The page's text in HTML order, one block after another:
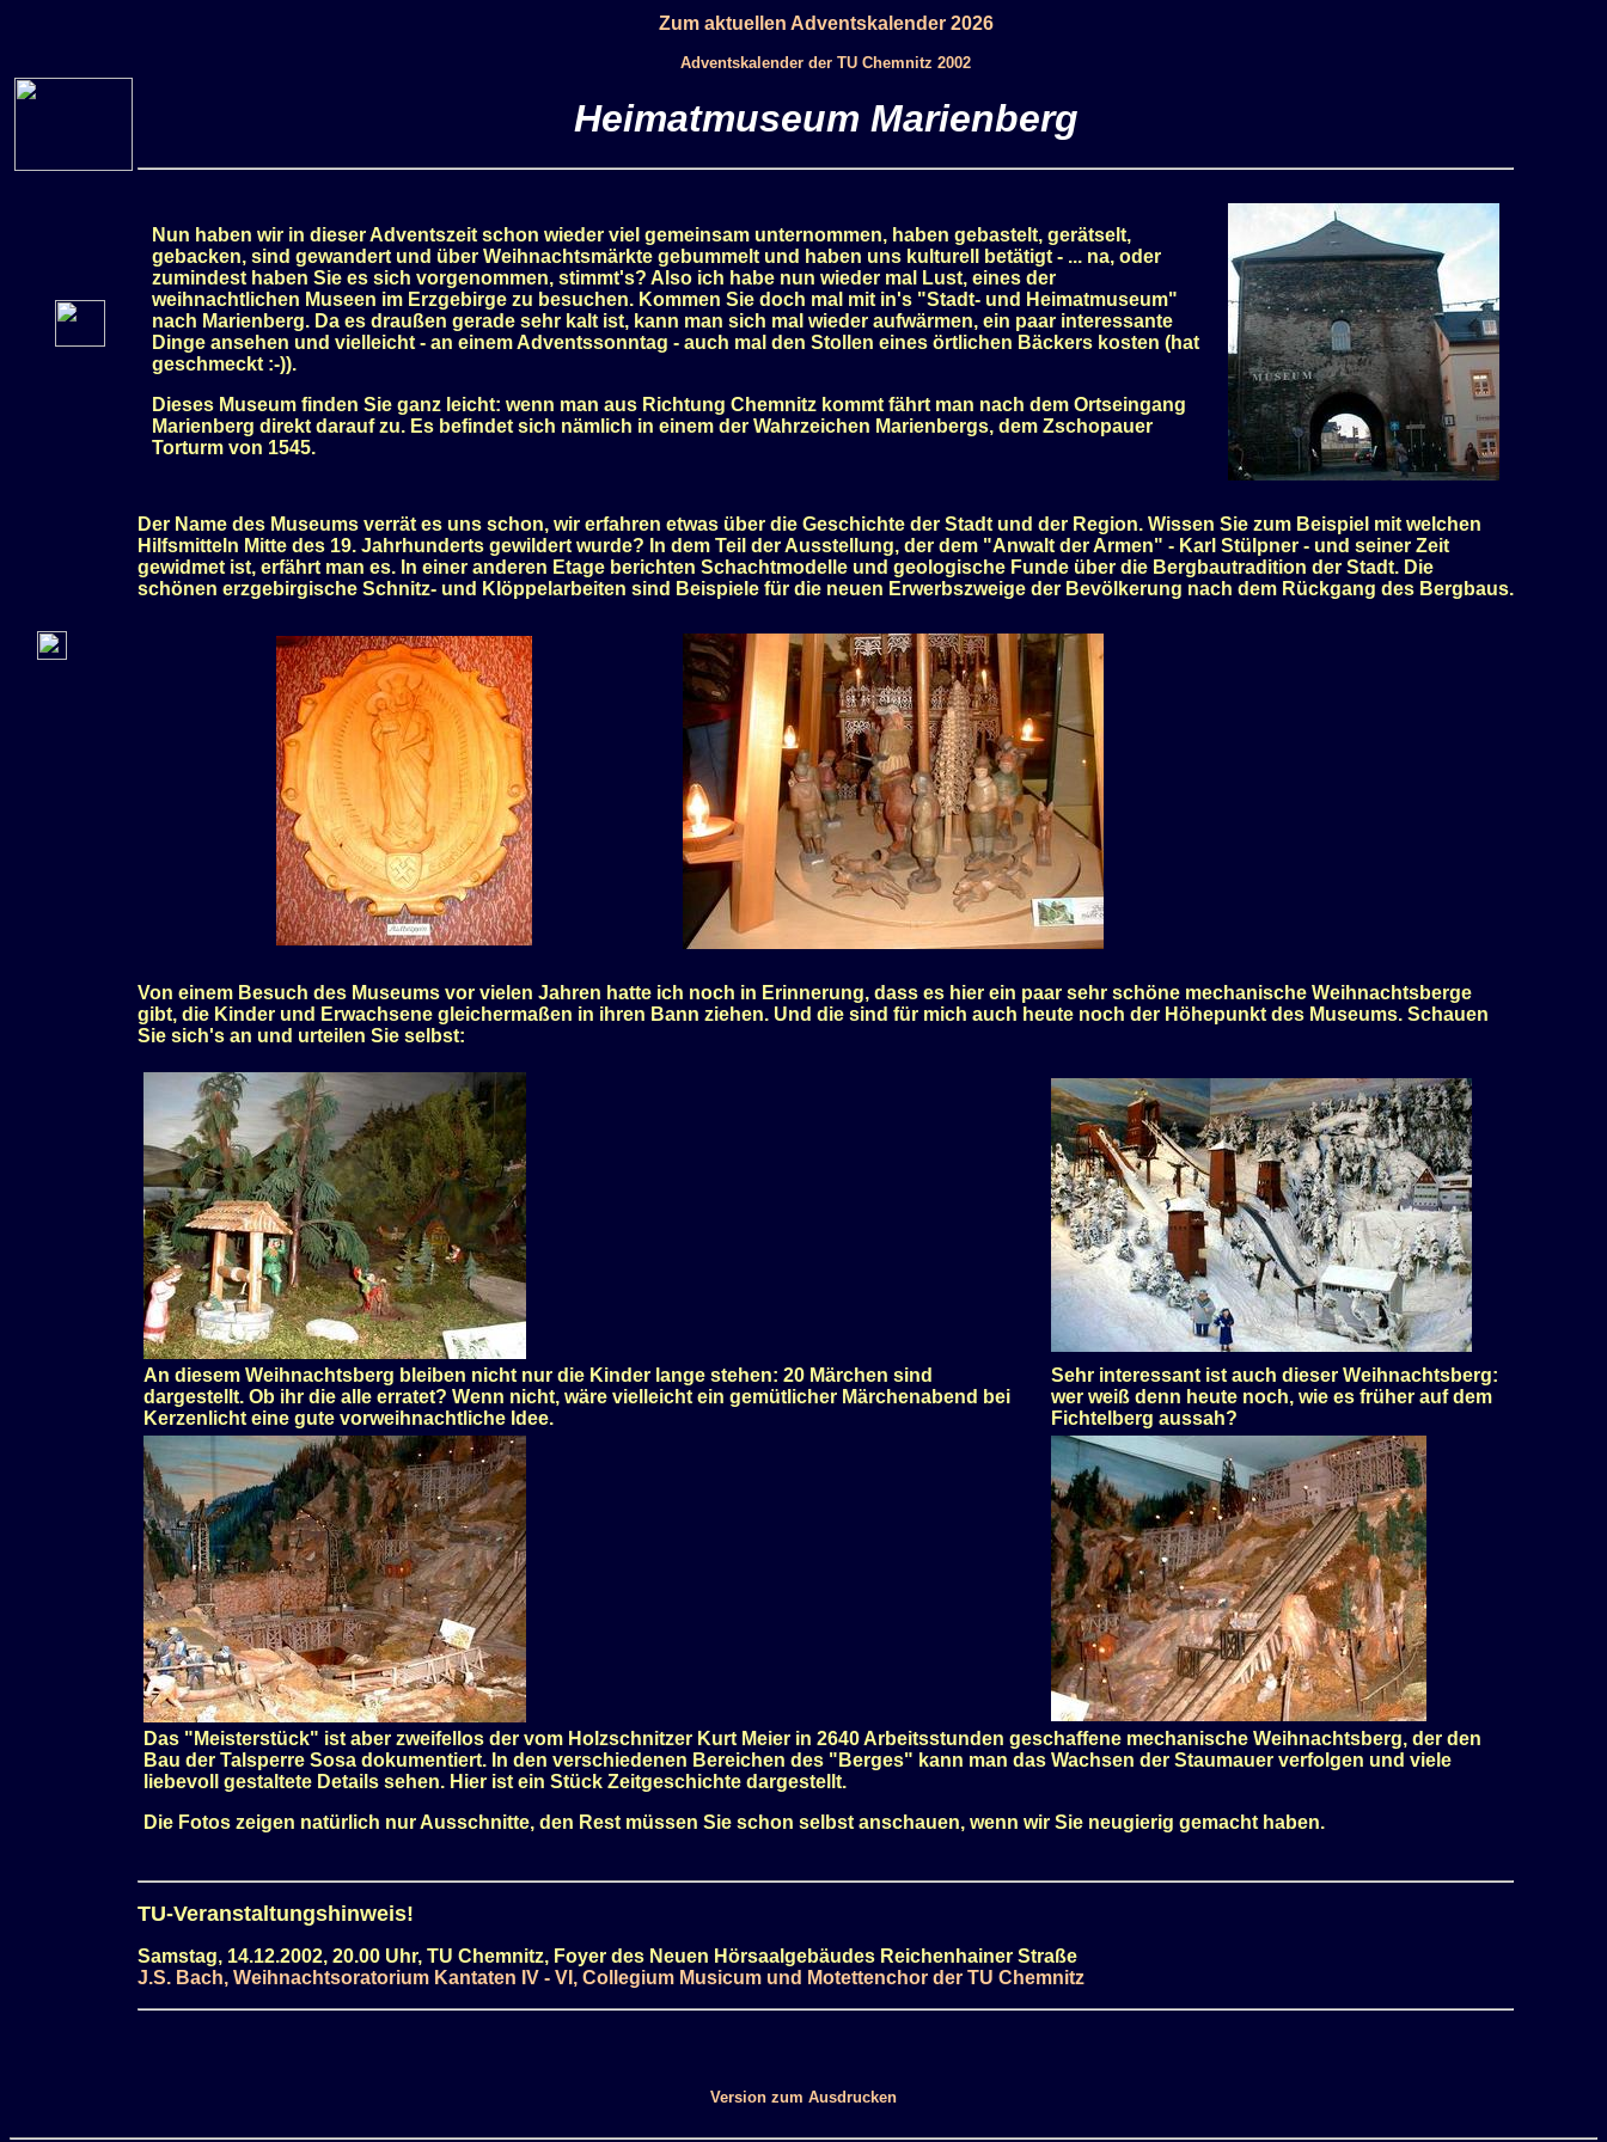
Zum aktuellen Adventskalender 2026
Adventskalender der TU Chemnitz 2002
Heimatmuseum Marienberg
Nun haben wir in dieser Adventszeit schon wieder viel gemeinsam unternommen, haben gebastelt, gerätselt,
gebacken, sind gewandert und über Weihnachtsmärkte gebummelt und haben uns kulturell betätigt - ... na, oder
zumindest haben Sie es sich vorgenommen, stimmt's? Also ich habe nun wieder mal Lust, eines der
weihnachtlichen Museen im Erzgebirge zu besuchen. Kommen Sie doch mal mit in's "Stadt- und Heimatmuseum"
nach Marienberg. Da es draußen gerade sehr kalt ist, kann man sich mal wieder aufwärmen, ein paar interessante
Dinge ansehen und vielleicht - an einem Adventssonntag - auch mal den Stollen eines örtlichen Bäckers kosten (hat
geschmeckt :-)).
Dieses Museum finden Sie ganz leicht: wenn man aus Richtung Chemnitz kommt fährt man nach dem Ortseingang
Marienberg direkt darauf zu. Es befindet sich nämlich in einem der Wahrzeichen Marienbergs, dem Zschopauer
Torturm von 1545.
Der Name des Museums verrät es uns schon, wir erfahren etwas über die Geschichte der Stadt und der Region. Wissen Sie zum Beispiel mit welchen
Hilfsmitteln Mitte des 19. Jahrhunderts gewildert wurde? In dem Teil der Ausstellung, der dem "Anwalt der Armen" - Karl Stülpner - und seiner Zeit
gewidmet ist, erfährt man es. In einer anderen Etage berichten Schachtmodelle und geologische Funde über die Bergbautradition der Stadt. Die
schönen erzgebirgische Schnitz- und Klöppelarbeiten sind Beispiele für die neuen Erwerbszweige der Bevölkerung nach dem Rückgang des Bergbaus.
Von einem Besuch des Museums vor vielen Jahren hatte ich noch in Erinnerung, dass es hier ein paar sehr schöne mechanische Weihnachtsberge
gibt, die Kinder und Erwachsene gleichermaßen in ihren Bann ziehen. Und die sind für mich auch heute noch der Höhepunkt des Museums. Schauen
Sie sich's an und urteilen Sie selbst:
An diesem Weihnachtsberg bleiben nicht nur die Kinder lange stehen: 20 Märchen sind
dargestellt. Ob ihr die alle erratet? Wenn nicht, wäre vielleicht ein gemütlicher Märchenabend bei
Kerzenlicht eine gute vorweihnachtliche Idee.
Sehr interessant ist auch dieser Weihnachtsberg:
wer weiß denn heute noch, wie es früher auf dem
Fichtelberg aussah?
Das "Meisterstück" ist aber zweifellos der vom Holzschnitzer Kurt Meier in 2640 Arbeitsstunden geschaffene mechanische Weihnachtsberg, der den
Bau der Talsperre Sosa dokumentiert. In den verschiedenen Bereichen des "Berges" kann man das Wachsen der Staumauer verfolgen und viele
liebevoll gestaltete Details sehen. Hier ist ein Stück Zeitgeschichte dargestellt.
Die Fotos zeigen natürlich nur Ausschnitte, den Rest müssen Sie schon selbst anschauen, wenn wir Sie neugierig gemacht haben.
TU-Veranstaltungshinweis!
Samstag, 14.12.2002, 20.00 Uhr, TU Chemnitz, Foyer des Neuen Hörsaalgebäudes Reichenhainer Straße
J.S. Bach, Weihnachtsoratorium Kantaten IV - VI, Collegium Musicum und Motettenchor der TU Chemnitz
Version zum Ausdrucken